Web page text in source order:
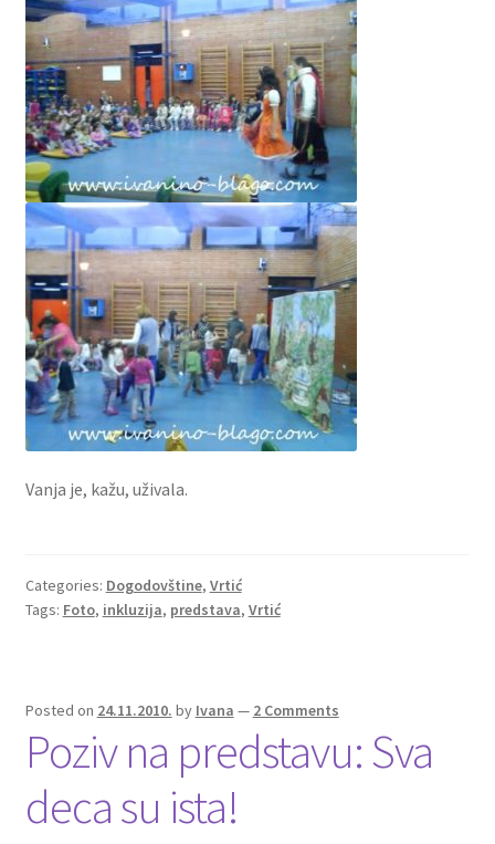
Vanja je, kažu, uživala.
Categories: Dogodovštine, Vrtić
Tags: Foto, inkluzija, predstava, Vrtić
Posted on 24.11.2010. by Ivana — 2 Comments
Poziv na predstavu: Sva
deca su ista!